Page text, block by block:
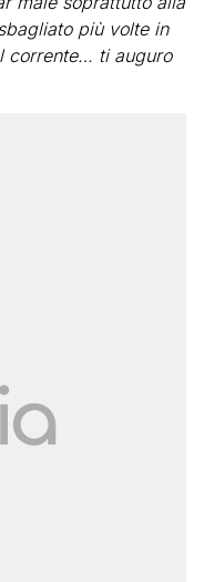
più volte in
corrente… ti auguro